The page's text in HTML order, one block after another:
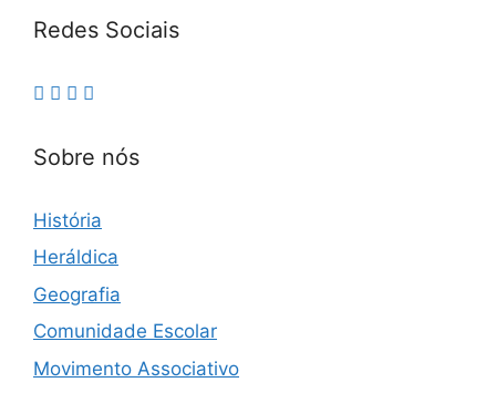
Redes Sociais
Sobre nós
História
Heráldica
Geografia
Comunidade Escolar
Movimento Associativo